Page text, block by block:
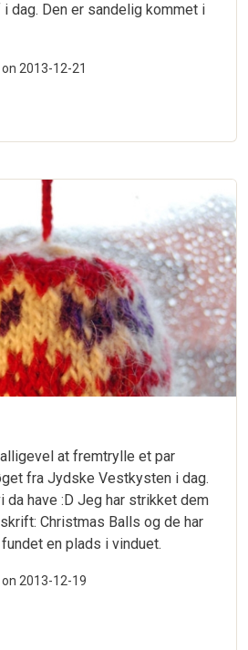
dag. Den er sandelig kommet i
2013-12-21
at fremtrylle et par
fra Jydske Vestkysten i dag.
have :D Jeg har strikket dem
Christmas Balls og de har
en plads i vinduet.
2013-12-19